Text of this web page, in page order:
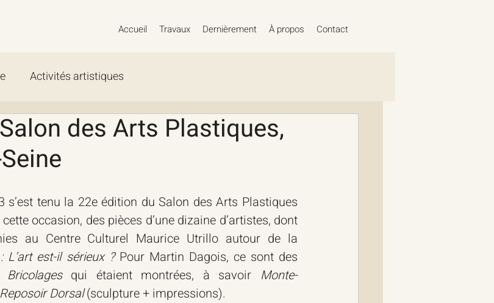
Accueil Travaux Dernièrement À propos Contact
Activités artistiques
des Arts Plastiques,
s’est tenu la 22e édition du Salon des Arts Plastiques
occasion, des pièces d’une dizaine d’artistes, dont
au Centre Culturel Maurice Utrillo autour de la
: L’art est-il sérieux ? Pour Martin Dagois, ce sont des
Bricolages qui étaient montrées, à savoir Monte-
Reposoir Dorsal (sculpture + impressions).